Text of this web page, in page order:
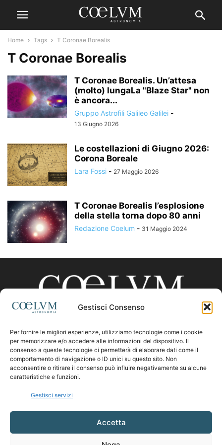
Gestisci Consenso
Per fornire le migliori esperienze, utilizziamo tecnologie come i cookie
per memorizzare e/o accedere alle informazioni del dispositivo. Il
consenso a queste tecnologie ci permetterà di elaborare dati come il
comportamento di navigazione o ID unici su questo sito. Non
acconsentire o ritirare il consenso può influire negativamente su alcune
caratteristiche e funzioni.
Gestisci servizi
Accetta
Home Tags T Coronae Borealis
T Coronae Borealis
T Coronae Borealis. Un’attesa
(molto) lungaLa "Blaze Star" non
è ancora...
Gruppo Astrofili Galileo Galilei -
13 Giugno 2026
Le costellazioni di Giugno 2026:
Corona Boreale
Lara Fossi - 27 Maggio 2026
T Coronae Borealis l’esplosione
della stella torna dopo 80 anni
Redazione Coelum - 31 Maggio 2024
CHI SIAMO
Contattaci:coelumastro@coelum.com